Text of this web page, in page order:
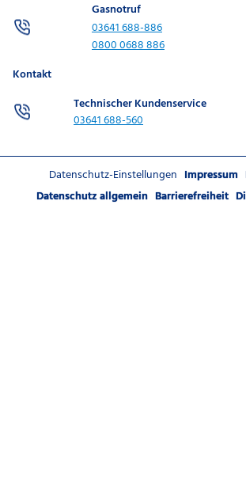
Gasnotruf
03641 688-886
0800 0688 886
Kontakt
Technischer Kundenservice
03641 688-560
Datenschutz-Einstellungen Impressum
Datenschutz allgemein Barrierefreiheit